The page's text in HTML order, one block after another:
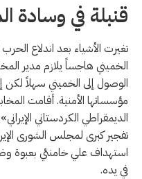
قنبلة في وسادة
تغيرت الأشياء بعد اندلاع الحرب
الخميني هاجساً يلازم مدير
مؤسساتها الأمنية. أقامت
الديمقراطي الكردستاني
تفجير كبرى لمجلس الشورى
استهداف علي خامنئي بعبوة
في يده.